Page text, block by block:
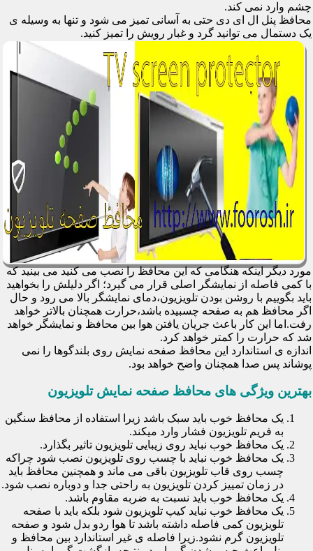
چشم وارد نمی کند.
محافظ پنل ال ای دی حتی به آسانی تمیز می شود و تنها به وسیله ی
یک دستمال می توانید گرد و غبار رویش را تمیز کنید.
مورد دیگر اینکه هنگامی که این محافظ را نصب می کنید می بینید که
با کمی فاصله از نمایشگر اصلی قرار می گیرد؛ اگر دلیلش را بخواهید
باید بگوییم با روشن بودن تلویزیون،دمای نمایشگر بالا می رود و حال
اگر محافظ هم به صفحه چسبیده باشد،حرارت همچنان بالاتر خواهد
رفت.اما این کار باعث جریان یافتن هوا بین محافظ و نمایشگر خواهد
شد که حرارت را کمتر خواهد کرد.
اندازه ی استاندارد این محافظ صفحه نمایش روی بلندگوها را نمی
پوشاند پس صدا همچنان واضح خواهد بود.
بهترین ویژگی های محافظ صفحه نمایش تلویزیون
یک محافظ خوب باید سبک باشد زیرا استفاده از محافظ سنگین
به فریم تلویزیون فشار وارد میکند.
یک محافظ خوب نباید روی زیبایی تلویزیون تاثیر بگذارد.
یک محافظ خوب نباید با چسب روی تلویزیون نصب شود چراکه
چسب روی قاب تلویزیون باقی می ماند و همچنین محافظ باید
در زمان تمییز کردن تلویزیون به راحتی جدا و دوباره نصب شود.
یک محافظ خوب باید نسبت به ضربه مقاوم باشد.
یک محافظ خوب نباید کیپ تلویزیون شود بلکه باید با صفحه
تلویزیون کمی فاصله داشته باشد تا هوا ردو بدل شود و صفحه
تلویزیون گرم نشود.زیرا فاصله ی غیر استاندارد بین محافظ و